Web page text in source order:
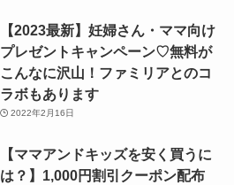
【2023最新】妊婦さん・ママ向け
プレゼントキャンペーン♡無料が
こんなに沢山！ファミリアとのコ
ラボもあります
2022年2月16日
【ママアンドキッズを安く買うに
は？】1,000円割引クーポン配布